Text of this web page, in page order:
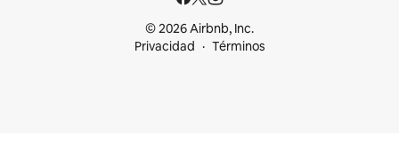
© 2026 Airbnb, Inc.
Privacidad
Términos